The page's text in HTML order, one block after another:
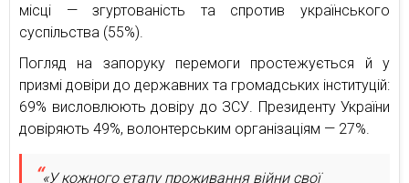
місці — згуртованість та спротив українського
суспільства (55%).
Погляд на запоруку перемоги простежується й у
призмі довіри до державних та громадських інституцій:
69% висловлюють довіру до ЗСУ. Президенту України
довіряють 49%, волонтерським організаціям — 27%.
«‎У кожного етапу проживання війни свої